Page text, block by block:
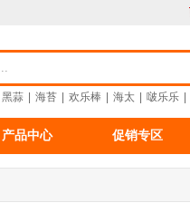
黑蒜 海苔 欢乐棒 海太 啵乐乐
产品中心 促销专区
公司新闻 重要公告